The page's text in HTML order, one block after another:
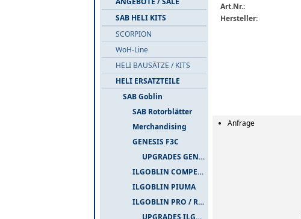
SAB HELI KITS
SCORPION
WoH-Line
HELI BAUSÄTZE / KITS
HELI ERSATZTEILE
SAB Goblin
SAB Rotorblätter
Merchandising
GENESIS F3C
UPGRADES GENESIS F3C
ILGOBLIN COMPETIZIONE
ILGOBLIN PIUMA
ILGOBLIN PRO / RAW 700
UPGRADES ILGOBLIN PRO / RAW 700
Art.Nr.:
Hersteller:
Anfrage